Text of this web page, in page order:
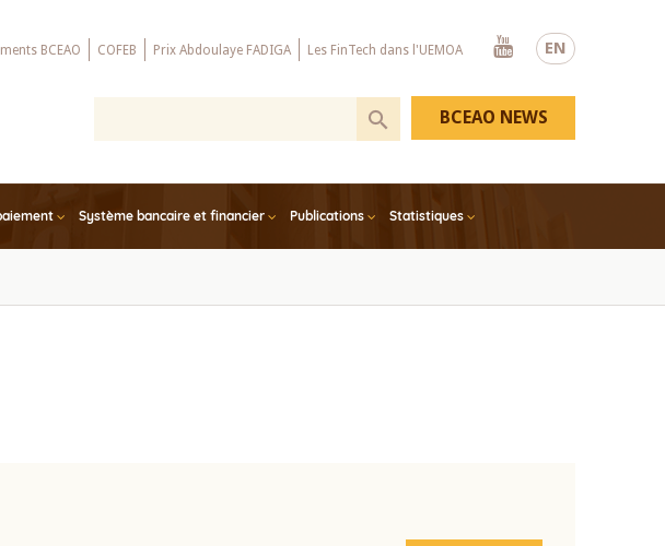
EN
BCEAO COFEB Prix Abdoulaye FADIGA Les FinTech dans l'UEMOA
Youtube
Système bancaire et financier Publications Statistiques
BCEAO NEWS